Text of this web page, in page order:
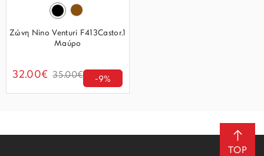
Ζώνη Nino Venturi F413Castor.1
Μαύρο
32.00€ 35.00€ -9%
TOP